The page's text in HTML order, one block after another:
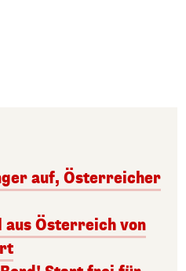
auf, Österreicher
Österreich von